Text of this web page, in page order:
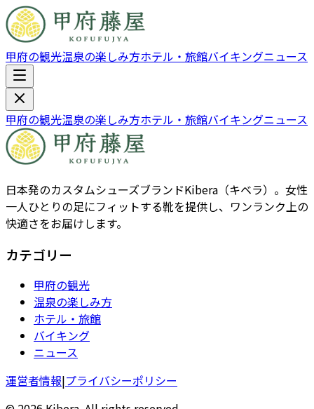
甲府の観光温泉の楽しみ方ホテル・旅館バイキングニュース
甲府の観光温泉の楽しみ方ホテル・旅館バイキングニュース
日本発のカスタムシューズブランドKibera（キベラ）。女性
一人ひとりの足にフィットする靴を提供し、ワンランク上の
快適さをお届けします。
カテゴリー
甲府の観光
温泉の楽しみ方
ホテル・旅館
バイキング
ニュース
運営者情報|プライバシーポリシー